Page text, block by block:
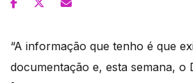
“A informação que tenho é que
documentação e, esta semana, o